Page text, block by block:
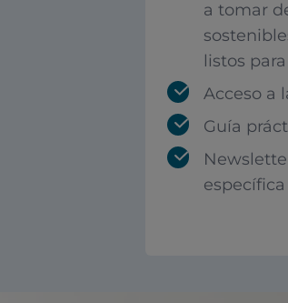
a tomar
listos
Acceso a
Guía